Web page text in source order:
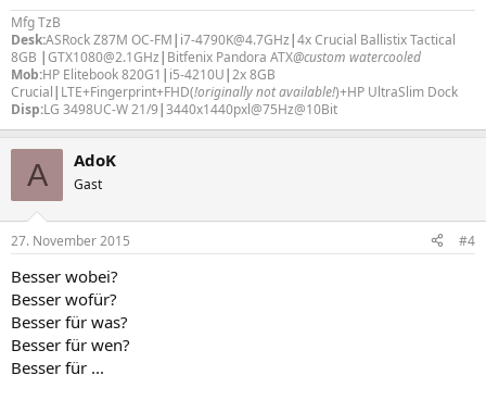
Mfg TzB
Desk:ASRock Z87M OC-FM| i7-4790K@4.7GHz|4x Crucial Ballistix Tactical
8GB |GTX1080@2.1GHz| Bitfenix Pandora ATX@custom watercooled
Mob:HP Elitebook 820G1 | i5-4210U|2x 8GB
Crucial| LTE+Fingerprint+FHD(!originally not available!)+HP UltraSlim Dock
Disp:LG 3498UC-W 21/9|3440x1440pxl@75Hz@10Bit
A AdoK
Gast
27. November 2015 #4
Besser wobei?
Besser wofür?
Besser für was?
Besser für wen?
Besser für ...